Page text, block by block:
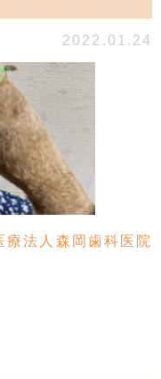
2022.01.24
療法人森岡歯科医院